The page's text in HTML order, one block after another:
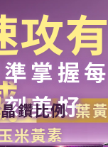
攻有
掌握每
美好
晶鑽比例 葉黃
米黃素